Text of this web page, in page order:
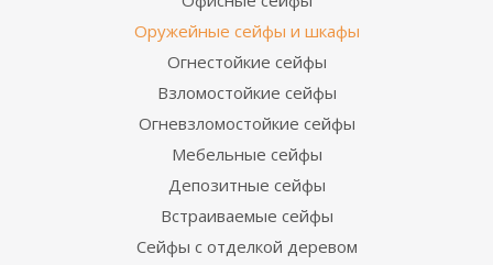
Оружейные сейфы и шкафы
Огнестойкие сейфы
Взломостойкие сейфы
Огневзломостойкие сейфы
Мебельные сейфы
Депозитные сейфы
Встраиваемые сейфы
Сейфы с отделкой деревом